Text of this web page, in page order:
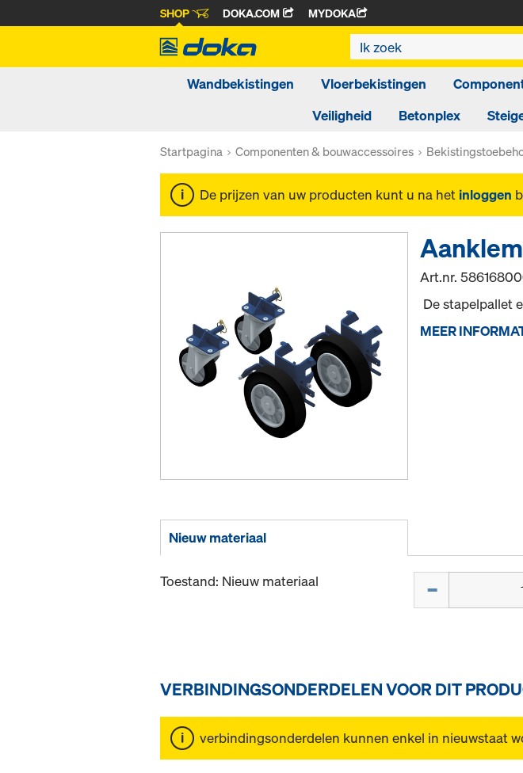
SHOP DOKA.COM MYDOKA
Wandbekistingen Vloerbekistingen
Veiligheid
Betonplex
Startpagina Componenten & bouwaccessoires
De prijzen van uw producten kunt u na het inloggen
Art.nr.
De stapelpallet
MEER
Nieuw materiaal
Toestand: Nieuw materiaal
VERBINDINGSONDERDELEN VOOR DIT
verbindingsonderdelen kunnen enkel in nieuwstaat